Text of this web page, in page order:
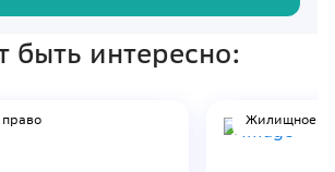
быть интересно:
Жилищное